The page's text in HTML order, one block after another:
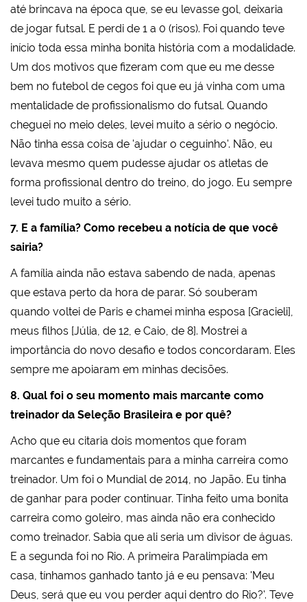
até brincava na época que, se eu levasse gol, deixaria
de jogar futsal. E perdi de 1 a 0 (risos). Foi quando teve
início toda essa minha bonita história com a modalidade.
Um dos motivos que fizeram com que eu me desse
bem no futebol de cegos foi que eu já vinha com uma
mentalidade de profissionalismo do futsal. Quando
cheguei no meio deles, levei muito a sério o negócio.
Não tinha essa coisa de 'ajudar o ceguinho'. Não, eu
levava mesmo quem pudesse ajudar os atletas de
forma profissional dentro do treino, do jogo. Eu sempre
levei tudo muito a sério.
7. E a família? Como recebeu a notícia de que você
sairia?
A família ainda não estava sabendo de nada, apenas
que estava perto da hora de parar. Só souberam
quando voltei de Paris e chamei minha esposa [Gracieli],
meus filhos [Júlia, de 12, e Caio, de 8]. Mostrei a
importância do novo desafio e todos concordaram. Eles
sempre me apoiaram em minhas decisões.
8. Qual foi o seu momento mais marcante como
treinador da Seleção Brasileira e por quê?
Acho que eu citaria dois momentos que foram
marcantes e fundamentais para a minha carreira como
treinador. Um foi o Mundial de 2014, no Japão. Eu tinha
de ganhar para poder continuar. Tinha feito uma bonita
carreira como goleiro, mas ainda não era conhecido
como treinador. Sabia que ali seria um divisor de águas.
E a segunda foi no Rio. A primeira Paralimpíada em
casa, tínhamos ganhado tanto já e eu pensava: 'Meu
Deus, será que eu vou perder aqui dentro do Rio?'. Teve